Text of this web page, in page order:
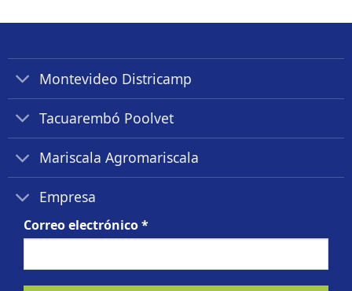
Montevideo Districamp
Tacuarembó Poolvet
Mariscala Agromariscala
Empresa
Correo electrónico*